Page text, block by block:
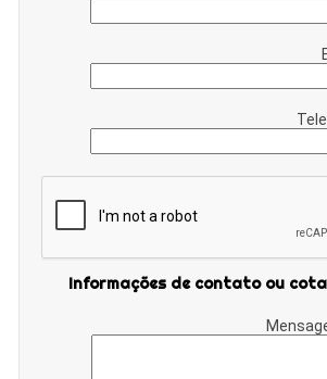
Informações de contato ou